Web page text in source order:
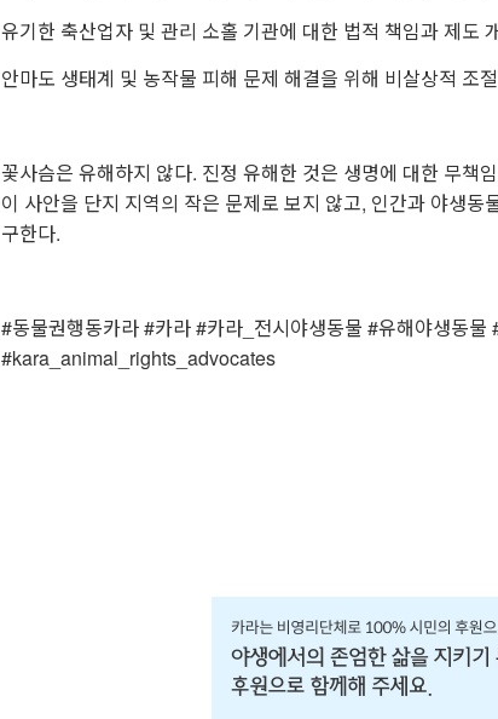
유기한 축산업자 및 관리 소홀 기관에 대한 법적 책임과 제도
안마도 생태계 및 농작물 피해 문제 해결을 위해 비살상적 조
꽃사슴은 유해하지 않다. 진정 유해한 것은 생명에 대한 무책
이 사안을 단지 지역의 작은 문제로 보지 않고, 인간과 야생동
구한다.
#동물권행동카라 #카라 #카라_전시야생동물 #유해야생동물
#kara_animal_rights_advocates